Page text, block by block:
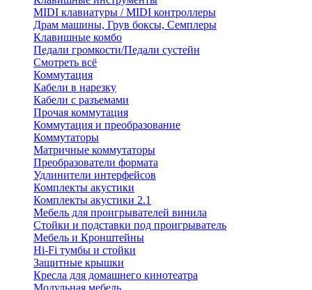
MIDI клавиатуры / MIDI контроллеры
Драм машины, Грув боксы, Семплеры
Клавишные комбо
Педали громкости/Педали сустейн
Смотреть всё
Коммутация
Кабели в нарезку
Кабели с разъемами
Прочая коммутация
Коммутация и преобразование
Коммутаторы
Матричные коммутаторы
Преобразователи формата
Удлинители интерфейсов
Комплекты акустики
Комплекты акустики 2.1
Мебель для проигрывателей винила
Стойки и подставки под проигрыватель
Мебель и Кронштейны
Hi-Fi тумбы и стойки
Защитные крышки
Кресла для домашнего кинотеатра
Модульная мебель